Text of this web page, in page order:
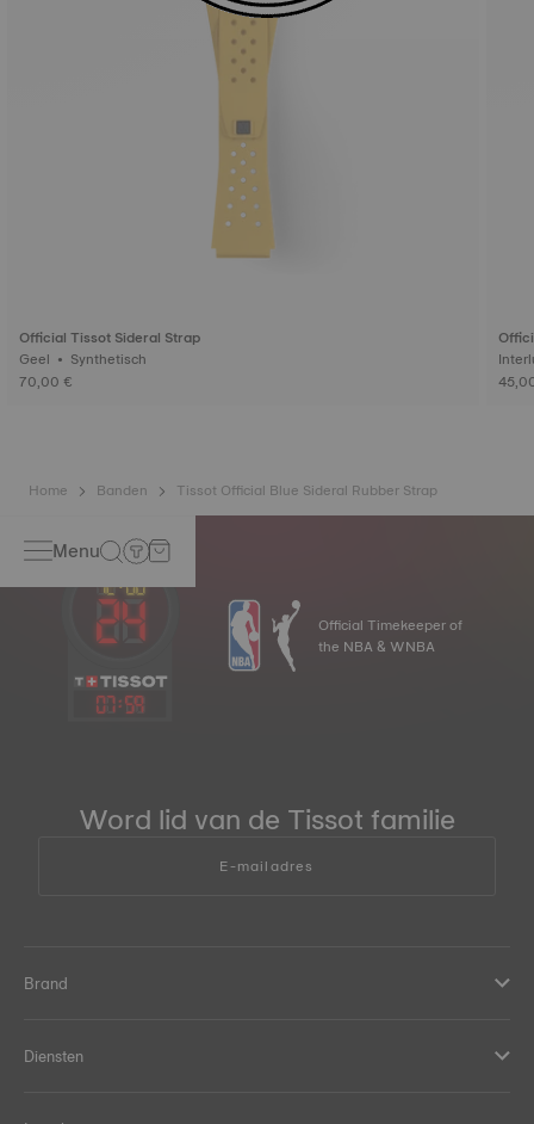
Official Tissot Sideral Strap
Geel • Synthetisch
70,00 €
Home Banden Tissot Official Blue Sideral Rubber Strap
Menu
07:59
Official Timekeeper of
the NBA & WNBA
Word lid van de Tissot familie
E-mailadres
Brand
Diensten